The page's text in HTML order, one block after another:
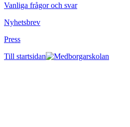
Vanliga frågor och svar
Nyhetsbrev
Press
Till startsidan